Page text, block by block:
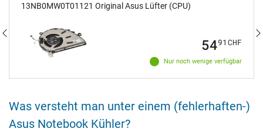
13NB0MW0T01121 Original Asus Lüfter (CPU)
Nur noch wenige verfügbar
5491 CHF
Was versteht man unter einem (fehlerhaften-)
Asus Notebook Kühler?